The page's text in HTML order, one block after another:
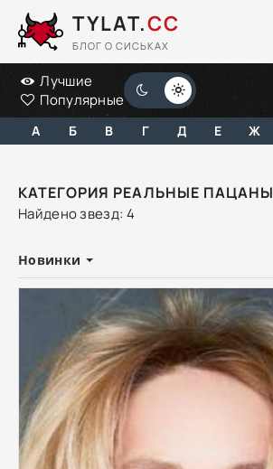
TYLAT.CC
БЛОГ О СИСЬКАХ
Лучшие
Популярные
А Б В Г Д Е Ж
КАТЕГОРИЯ РЕАЛЬНЫЕ ПАЦАНЫ
Найдено звезд: 4
Новинки